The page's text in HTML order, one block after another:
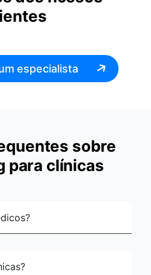
especialista
sobre
para clínicas